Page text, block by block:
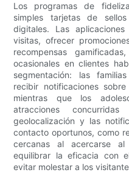
Los programas de
simples tarjetas de
digitales. Las
visitas, ofrecer
recompensas
ocasionales en clientes
segmentación: las
recibir notificaciones
mientras que los
atracciones
geolocalización y las
contacto oportunos, como
cercanas al acercarse
equilibrar la eficacia con
evitar molestar a los